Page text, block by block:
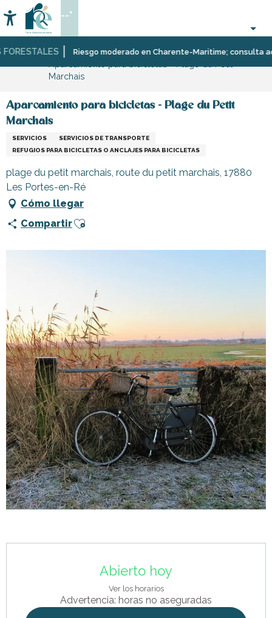
au
contenu
principal
Riesgo moderado en Charente-Maritime; consulta
Accessibilité
Buscar
--°
Página Web InfórmeseTiendasTiendas
Marchais
Aparcamiento para bicicletas - Plage du Petit
Marchais
SERVICIOS
SERVICIOS DE TRANSPORTE
REFUGIOS PARA BICICLETAS O ANCLAJES PARA BICICLETAS
plage du petit marchais, route du petit marchais, 17880
Les Portes-en-Ré
Cómo llegar
CompartirAjouter aux favoris
Abierto hoy
Ver los horarios
Advertencia: horas no aseguradas